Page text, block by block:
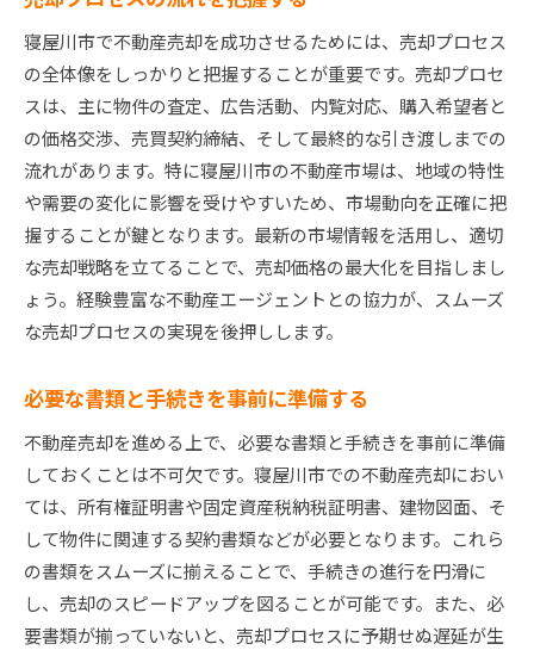
寝屋川市で不動産売却を成功させるためには、売却プロセス
の全体像をしっかりと把握することが重要です。売却プロセ
スは、主に物件の査定、広告活動、内覧対応、購入希望者と
の価格交渉、売買契約締結、そして最終的な引き渡しまでの
流れがあります。特に寝屋川市の不動産市場は、地域の特性
や需要の変化に影響を受けやすいため、市場動向を正確に把
握することが鍵となります。最新の市場情報を活用し、適切
な売却戦略を立てることで、売却価格の最大化を目指しまし
ょう。経験豊富な不動産エージェントとの協力が、スムーズ
な売却プロセスの実現を後押しします。
必要な書類と手続きを事前に準備する
不動産売却を進める上で、必要な書類と手続きを事前に準備
しておくことは不可欠です。寝屋川市での不動産売却におい
ては、所有権証明書や固定資産税納税証明書、建物図面、そ
して物件に関連する契約書類などが必要となります。これら
の書類をスムーズに揃えることで、手続きの進行を円滑に
し、売却のスピードアップを図ることが可能です。また、必
要書類が揃っていないと、売却プロセスに予期せぬ遅延が生